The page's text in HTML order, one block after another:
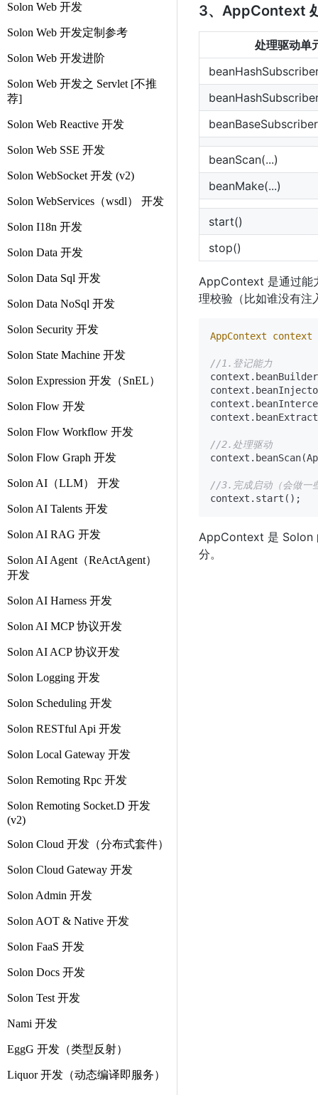
Solon Web 开发
Solon Web 开发定制参考
Solon Web 开发进阶
Solon Web 开发之 Servlet [不推
荐]
Solon Web Reactive 开发
Solon Web SSE 开发
Solon WebSocket 开发 (v2)
Solon WebServices（wsdl） 开发
Solon I18n 开发
Solon Data 开发
Solon Data Sql 开发
Solon Data NoSql 开发
Solon Security 开发
Solon State Machine 开发
Solon Expression 开发（SnEL）
Solon Flow 开发
Solon Flow Workflow 开发
Solon Flow Graph 开发
Solon AI（LLM） 开发
Solon AI Talents 开发
Solon AI RAG 开发
Solon AI Agent（ReActAgent）
开发
Solon AI Harness 开发
Solon AI MCP 协议开发
Solon AI ACP 协议开发
Solon Logging 开发
Solon Scheduling 开发
Solon RESTful Api 开发
Solon Local Gateway 开发
Solon Remoting Rpc 开发
Solon Remoting Socket.D 开发
(v2)
Solon Cloud 开发（分布式套件）
Solon Cloud Gateway 开发
Solon Admin 开发
Solon AOT & Native 开发
Solon FaaS 开发
Solon Docs 开发
Solon Test 开发
Nami 开发
EggG 开发（类型反射）
Liquor 开发（动态编译即服务）
3、AppContext
处理驱动单
beanScan(...)
beanMake(...)
start()
stop()
AppContext 是通过能
理校验（比如谁没有注
AppContext context
//1.登记能力
//2.处理驱动
//3.完成启动（会做
AppContext 是 Solon
分。